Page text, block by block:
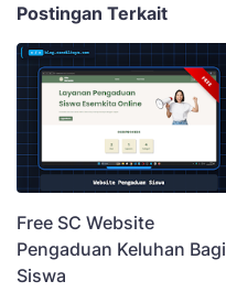
Postingan Terkait
Free SC Website
Pengaduan Keluhan Bagi
Siswa